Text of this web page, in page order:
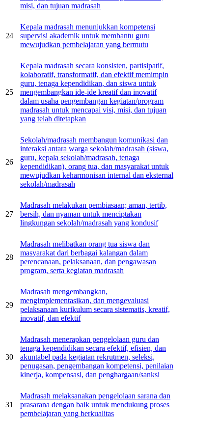
misi, dan tujuan madrasah
24
Kepala madrasah menunjukkan kompetensi
supervisi akademik untuk membantu guru
mewujudkan pembelajaran yang bermutu
25
Kepala madrasah secara konsisten, partisipatif,
kolaboratif, transformatif, dan efektif memimpin
guru, tenaga kependidikan, dan siswa untuk
mengembangkan ide-ide kreatif dan inovatif
dalam usaha pengembangan kegiatan/program
madrasah untuk mencapai visi, misi, dan tujuan
yang telah ditetapkan
26
Sekolah/madrasah membangun komunikasi dan
interaksi antara warga sekolah/madrasah (siswa,
guru, kepala sekolah/madrasah, tenaga
kependidikan), orang tua, dan masyarakat untuk
mewujudkan keharmonisan internal dan eksternal
sekolah/madrasah
27
Madrasah melakukan pembiasaan; aman, tertib,
bersih, dan nyaman untuk menciptakan
lingkungan sekolah/madrasah yang kondusif
28
Madrasah melibatkan orang tua siswa dan
masyarakat dari berbagai kalangan dalam
perencanaan, pelaksanaan, dan pengawasan
program, serta kegiatan madrasah
29
Madrasah mengembangkan,
mengimplementasikan, dan mengevaluasi
pelaksanaan kurikulum secara sistematis, kreatif,
inovatif, dan efektif
30
Madrasah menerapkan pengelolaan guru dan
tenaga kependidikan secara efektif, efisien, dan
akuntabel pada kegiatan rekrutmen, seleksi,
penugasan, pengembangan kompetensi, penilaian
kinerja, kompensasi, dan penghargaan/sanksi
31
Madrasah melaksanakan pengelolaan sarana dan
prasarana dengan baik untuk mendukung proses
pembelajaran yang berkualitas